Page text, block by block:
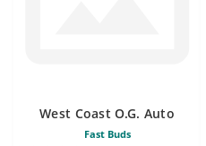
West Coast O.G. Auto
Fast Buds